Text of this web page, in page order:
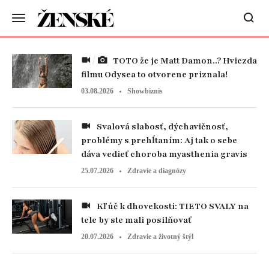
filmu Odysea to otvorene priznala!
03.08.2026 Showbiznis
problémy s prehĺtaním: Aj tak o sebe
dáva vedieť choroba myasthenia gravis
25.07.2026 Zdravie a diagnózy
tele by ste mali posilňovať
20.07.2026 Zdravie a životný štýl